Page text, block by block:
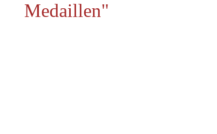
Medaillen"